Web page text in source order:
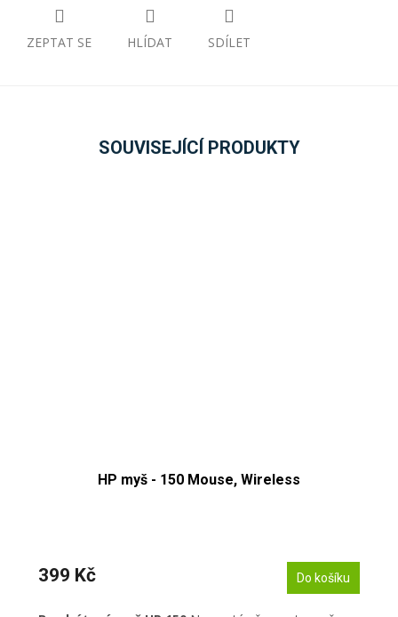
ZEPTAT SE HLÍDAT SDÍLET
SOUVISEJÍCÍ PRODUKTY
HP myš - 150 Mouse, Wireless
399 Kč Do košíku